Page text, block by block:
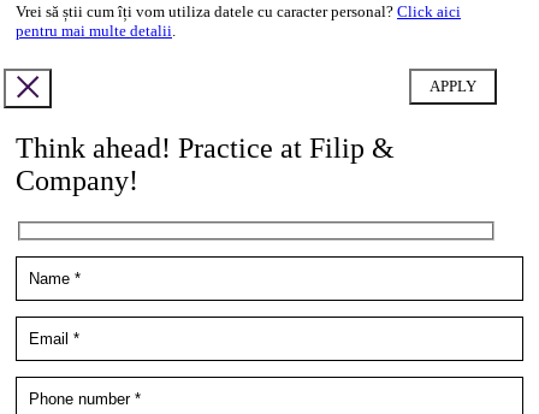
Vrei să știi cum îți vom utiliza datele cu caracter personal? Click aici
pentru mai multe detalii
Think ahead! Practice at Filip &
Company!